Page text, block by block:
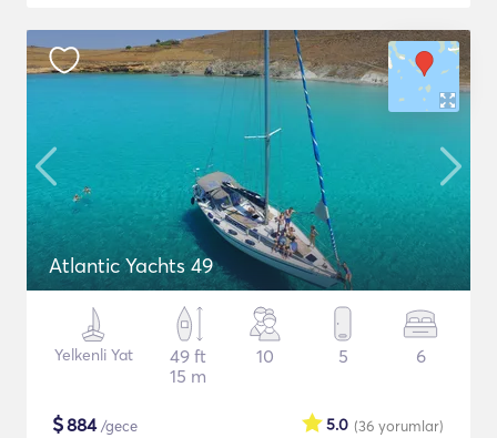
Atlantic Yachts 49
Yelkenli Yat
49 ft
15 m
10 5 6
$884/gece (36 yorumlar)
5.0